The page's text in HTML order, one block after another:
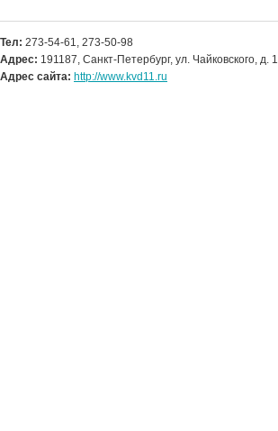
Тел: 273-54-61, 273-50-98
Адрес: 191187, Санкт-Петербург, ул. Чайковского, д. 1
Адрес сайта: http://www.kvd11.ru